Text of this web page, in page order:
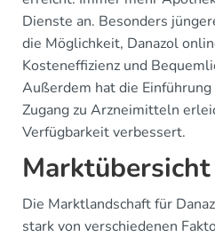
Dienste an. Besonders
die Möglichkeit, Danazol
Kosteneffizienz und
Außerdem hat die
Zugang zu Arzneimitteln
Verfügbarkeit verbessert.
Marktübersicht
Die Marktlandschaft für
stark von verschiedenen